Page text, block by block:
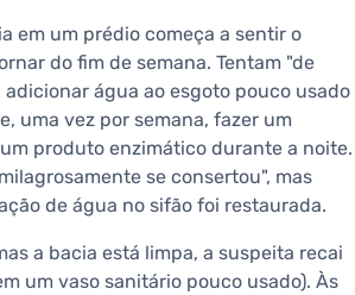
em um prédio começa a sentir o
do fim de semana. Tentam "de
água ao esgoto pouco usado
uma vez por semana, fazer um
produto enzimático durante a noite.
se consertou", mas
de água no sifão foi restaurada.
a bacia está limpa, a suspeita recai
um vaso sanitário pouco usado). Às